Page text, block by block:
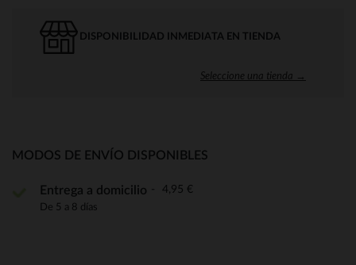
DISPONIBILIDAD INMEDIATA EN TIENDA
Seleccione una tienda →
MODOS DE ENVÍO DISPONIBLES
Entrega a domicilio 4,95 €
De 5 a 8 días